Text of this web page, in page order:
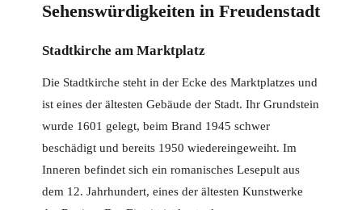
Sehenswürdigkeiten in Freudenstadt
Stadtkirche am Marktplatz
Die Stadtkirche steht in der Ecke des Marktplatzes und
ist eines der ältesten Gebäude der Stadt. Ihr Grundstein
wurde 1601 gelegt, beim Brand 1945 schwer
beschädigt und bereits 1950 wiedereingeweiht. Im
Inneren befindet sich ein romanisches Lesepult aus
dem 12. Jahrhundert, eines der ältesten Kunstwerke